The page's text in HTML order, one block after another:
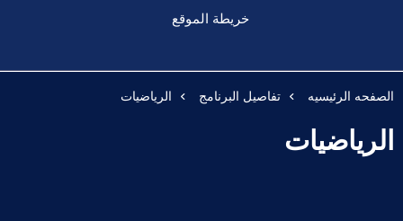
خريطة الموقع
الصفحه الرئيسيه تفاصيل البرنامج الرياضيات
الرياضيات